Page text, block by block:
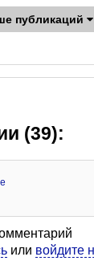
публикаций
(39):
или войдите